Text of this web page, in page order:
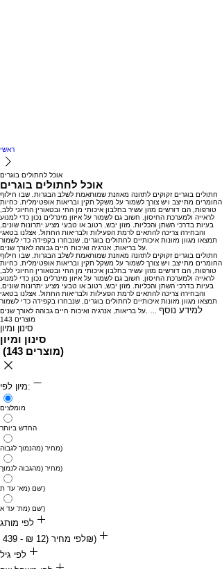
ראשי
אוכל לחתולים בוגרים
אוכל לחתולים בוגרים
חתולים בוגרים זקוקים לתזונה מאוזנת שמותאמת לשלב הבגרות, שבו חילוף
החומרים מתייצב ויש צורך לשמור על משקל תקין ובריאות אופטימלית. כחיות
טורפות, הם דורשים מזון עשיר בחלבון איכותי מן החי ובטאורין החיוני ללב,
לראייה ולמערכת החיסון. חשוב גם לשמור על איזון מינרלים נכון כדי למנוע
בעיות בדרכי השתן והכליות. מזון יבש, רטוב או טבעי מציע יתרונות שונים,
והבחירה צריכה להתאים לרמת הפעילות ולבריאות החתול. אצלנו בטאגי
תמצאו מגוון מזונות איכותיים לחתולים בוגרים, שנבחרו בקפידה כדי לשמור
חתולים בוגרים זקוקים לתזונה מאוזנת שמותאמת לשלב הבגרות, שבו חילוף
החומרים מתייצב ויש צורך לשמור על משקל תקין ובריאות אופטימלית. כחיות
טורפות, הם דורשים מזון עשיר בחלבון איכותי מן החי ובטאורין החיוני ללב,
לראייה ולמערכת החיסון. חשוב גם לשמור על איזון מינרלים נכון כדי למנוע
בעיות בדרכי השתן והכליות. מזון יבש, רטוב או טבעי מציע יתרונות שונים,
והבחירה צריכה להתאים לרמת הפעילות ולבריאות החתול. אצלנו בטאגי
תמצאו מגוון מזונות איכותיים לחתולים בוגרים, שנבחרו בקפידה כדי לשמור
על בריאות, אנרגיה ואיכות חיים גבוהה לאורך למידע נוסף
143 מוצרים
סינון ומיון
סינון ומיון
(
143 מוצרים)
מיון לפי:
מומלצים
החדש ביותר
מחיר (מהנמוך לגבוה)
מחיר (מהגבוה לנמוך)
שם (מא' עד ת')
שם (מת' עד א')
לפי מותג
Flatazor - Prestige
לפי מחיר (‏12 ‏₪ - ‏439 ‏₪)
‏439 ‏₪
לפי גיל